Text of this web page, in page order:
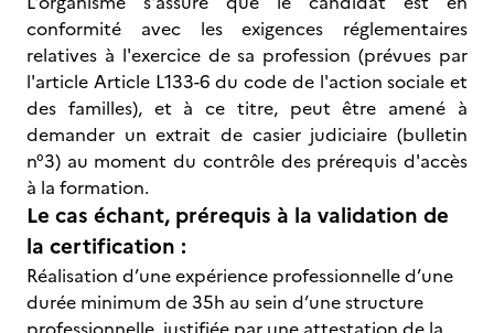
conformité avec les exigences réglementaires
relatives à l'exercice de sa profession (prévues par
l'article Article L133-6 du code de l'action sociale et
des familles), et à ce titre, peut être amené à
demander un extrait de casier judiciaire (bulletin
n°3) au moment du contrôle des prérequis d'accès
à la formation.
Le cas échant, prérequis à la validation de
la certification :
Réalisation d’une expérience professionnelle d’une
durée minimum de 35h au sein d’une structure